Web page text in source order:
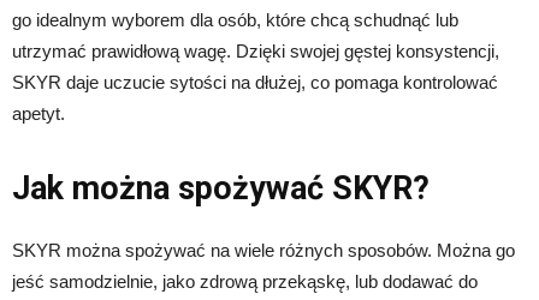
go idealnym wyborem dla osób, które chcą schudnąć lub
utrzymać prawidłową wagę. Dzięki swojej gęstej konsystencji,
SKYR daje uczucie sytości na dłużej, co pomaga kontrolować
apetyt.
Jak można spożywać SKYR?
SKYR można spożywać na wiele różnych sposobów. Można go
jeść samodzielnie, jako zdrową przekąskę, lub dodawać do